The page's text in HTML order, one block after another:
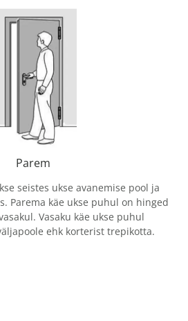
Parem
seistes ukse avanemise pool ja
Parema käe ukse puhul on hinged
Vasaku käe ukse puhul
ehk korterist trepikotta.